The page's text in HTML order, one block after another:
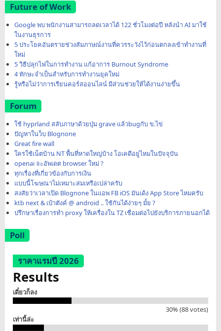
Future of Work
Google พบ พนักงานสามารถลดเวลาได้ 122 ชั่วโมงต่อปี หลังนำ AI มาใช้
ในงานธุรการ
5 ประโยคอันตรายช่วงสัมภาษณ์งานที่ควรระวังไว้ก่อนตกลงเข้าทำงานที่
ใหม่
5 วิธีปลุกไฟในการทำงาน แก้อาการ Burnout Syndrome
4 ทักษะจำเป็นสำหรับการทำงานยุคใหม่
รู้หรือไม่ว่าการเรียนคอร์สออนไลน์ มีส่วนช่วยให้ได้งานง่ายขึ้น
Forum
ใช้ hyprland สลับภาษาด้วยปุ่ม grave แล้วbugกับ ข.ไข่
ปัญหาในว็บ Blognone
Great fire wall
ใครใช้เน็ตบ้าน NT พื้นที่หาดใหญ่บ้าง โอเคดีอยู่ไหมในปัจจุบัน
openai จะอัพเดต browser ใหม่ ?
ทุกเรื่องที่เกี่ยวข้องกับการเงิน
แบบนี้โฆษณาไม่เหมาะสมเหรือเปล่าครับ
สงสัยว่าเวลาเปิด Blognone ในแอพ FB iOS มันเด้ง App Store ไหมครับ
ktb next & เป๋าตังค์ @ android .. ใช้กันได้ง่ายๆ มั้ย ?
ปรึกษาเรื่องการทำ proxy ให้เครื่องใน TZ เชื่อมต่อไปยังบริการภายนอกได้
Poll
ราคาแรมปี 2026
Results
เดี๋ยวก็ลง
30% (88 votes)
เท่านี้ล่ะ